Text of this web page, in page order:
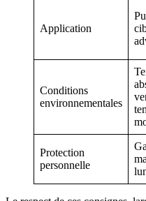
Application
Conditions
environnementales
Protection
personnelle